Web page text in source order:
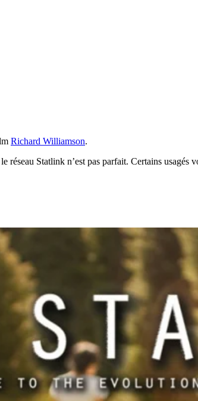
Richard Williamson.
Statlink n’est pas parfait. Certains usagés